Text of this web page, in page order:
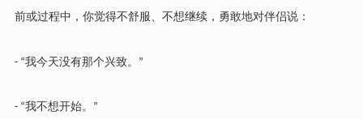
前或过程中，你觉得不舒服、不想继续，勇敢地对伴侣说：
- “我今天没有那个兴致。 ”
- “我不想开始。 ”